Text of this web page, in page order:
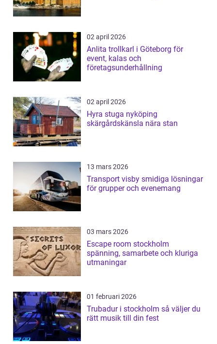
02 april 2026
Anlita trollkarl i Göteborg för
event, kalas och
företagsunderhållning
02 april 2026
Hyra stuga nyköping
skärgårdskänsla nära stan
13 mars 2026
Transport visby smidiga lösningar
för grupper och evenemang
03 mars 2026
Escape room stockholm
spänning, samarbete och kluriga
utmaningar
01 februari 2026
Trubadur i stockholm så väljer du
rätt musik till din fest